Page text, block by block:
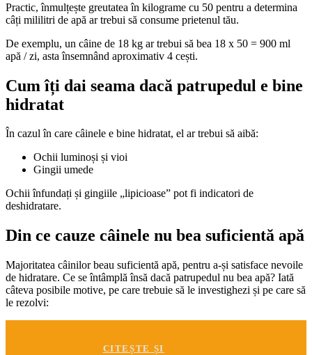
Practic, înmulțește greutatea în kilograme cu 50 pentru a determina
câți mililitri de apă ar trebui să consume prietenul tău.
De exemplu, un câine de 18 kg ar trebui să bea 18 x 50 = 900 ml
apă / zi, asta însemnând aproximativ 4 cești.
Cum îți dai seama dacă patrupedul e bine
hidratat
În cazul în care câinele e bine hidratat, el ar trebui să aibă:
Ochii luminoși și vioi
Gingii umede
Ochii înfundați și gingiile „lipicioase” pot fi indicatori de
deshidratare.
Din ce cauze câinele nu bea suficientă apă
Majoritatea câinilor beau suficientă apă, pentru a-și satisface nevoile
de hidratare. Ce se întâmplă însă dacă patrupedul nu bea apă? Iată
câteva posibile motive, pe care trebuie să le investighezi și pe care să
le rezolvi:
CITEȘTE ȘI